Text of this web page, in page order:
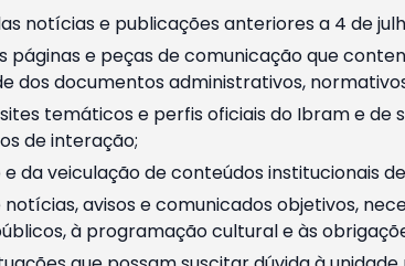
notícias e publicações anteriores a 4 de
páginas e peças de comunicação que
dos documentos administrativos,
temáticos e perfis oficiais do Ibram e de
de interação;
da veiculação de conteúdos institucionais
avisos e comunicados objetivos,
à programação cultural e às